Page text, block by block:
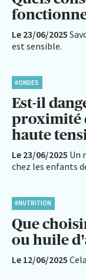
Le 23/06/2025
est sensible.
#ONDES
Est-il
proximité
haute
Le 23/06/2025 Un
chez les enfants
#NUTRITION
Que
ou huile
Le 12/06/2025